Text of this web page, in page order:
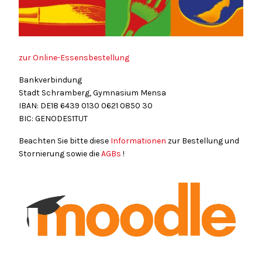
zur Online-Essensbestellung
Bankverbindung
Stadt Schramberg, Gymnasium Mensa
IBAN: DE18 6439 0130 0621 0850 30
BIC: GENODES1TUT
Beachten Sie bitte diese Informationen zur Bestellung und
Stornierung sowie dieAGBs !